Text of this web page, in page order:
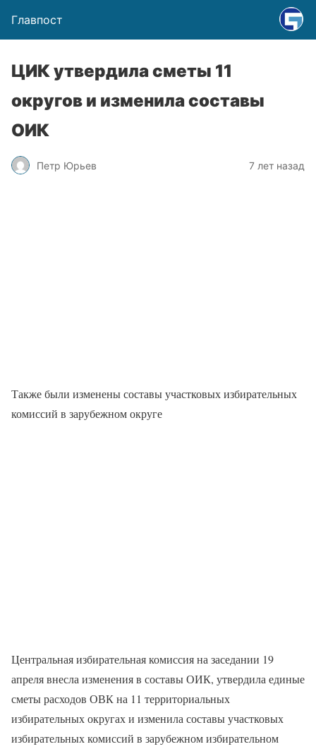
Главпост
ЦИК утвердила сметы 11
округов и изменила составы
ОИК
Петр Юрьев 7 лет назад
Также были изменены составы участковых избирательных
комиссий в зарубежном округе
Центральная избирательная комиссия на заседании 19
апреля внесла изменения в составы ОИК, утвердила единые
сметы расходов ОВК на 11 территориальных
избирательных округах и изменила составы участковых
избирательных комиссий в зарубежном избирательном